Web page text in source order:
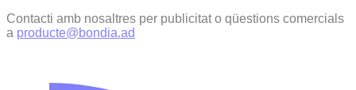
Contacti amb nosaltres per publicitat o qüestions comercials
a producte@bondia.ad